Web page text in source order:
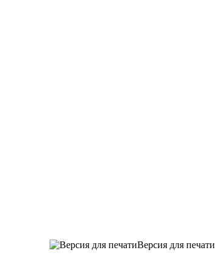
Версия для печати